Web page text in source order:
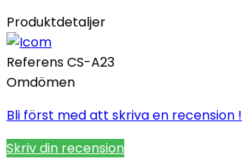
Produktdetaljer
ReferensCS-A23
Omdömen
Bli först med att skriva en recension !
Skriv din recension